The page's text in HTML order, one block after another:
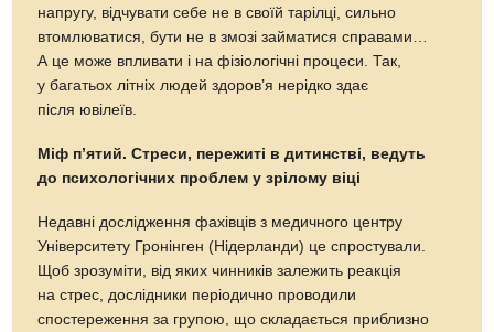
напругу, відчувати себе не в своїй тарілці, сильно
втомлюватися, бути не в змозі займатися справами…
А це може впливати і на фізіологічні процеси. Так,
у багатьох літніх людей здоров’я нерідко здає
після ювілеїв.
Міф п’ятий. Стреси, пережиті в дитинстві, ведуть
до психологічних проблем у зрілому віці
Недавні дослідження фахівців з медичного центру
Університету Гронінген (Нідерланди) це спростували.
Щоб зрозуміти, від яких чинників залежить реакція
на стрес, дослідники періодично проводили
спостереження за групою, що складається приблизно